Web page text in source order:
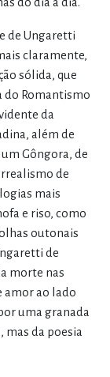
de Ungaretti
claramente,
sólida, que
do Romantismo
da
além de
Gôngora, de
de
mais
e riso, como
outonais
de
morte nas
amor ao lado
uma granada
mas da poesia